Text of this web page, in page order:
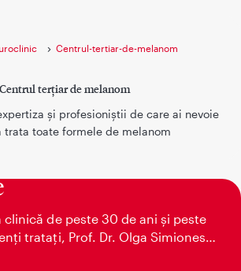
Centrul-tertiar-de-melanom
Centrul terțiar de melanom
și profesioniștii de care ai nevoie
trata toate formele de melanom
clinică de peste 30 de ani și peste
tratați, Prof. Dr. Olga Simionescu